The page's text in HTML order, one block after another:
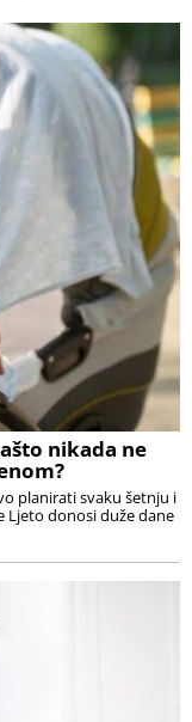
nikada ne
planirati svaku šetnju i
Ljeto donosi duže dane